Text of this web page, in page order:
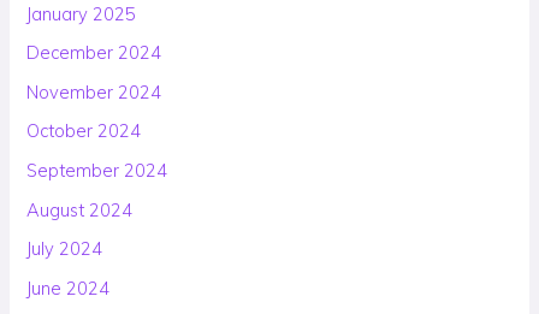
January 2025
December 2024
November 2024
October 2024
September 2024
August 2024
July 2024
June 2024